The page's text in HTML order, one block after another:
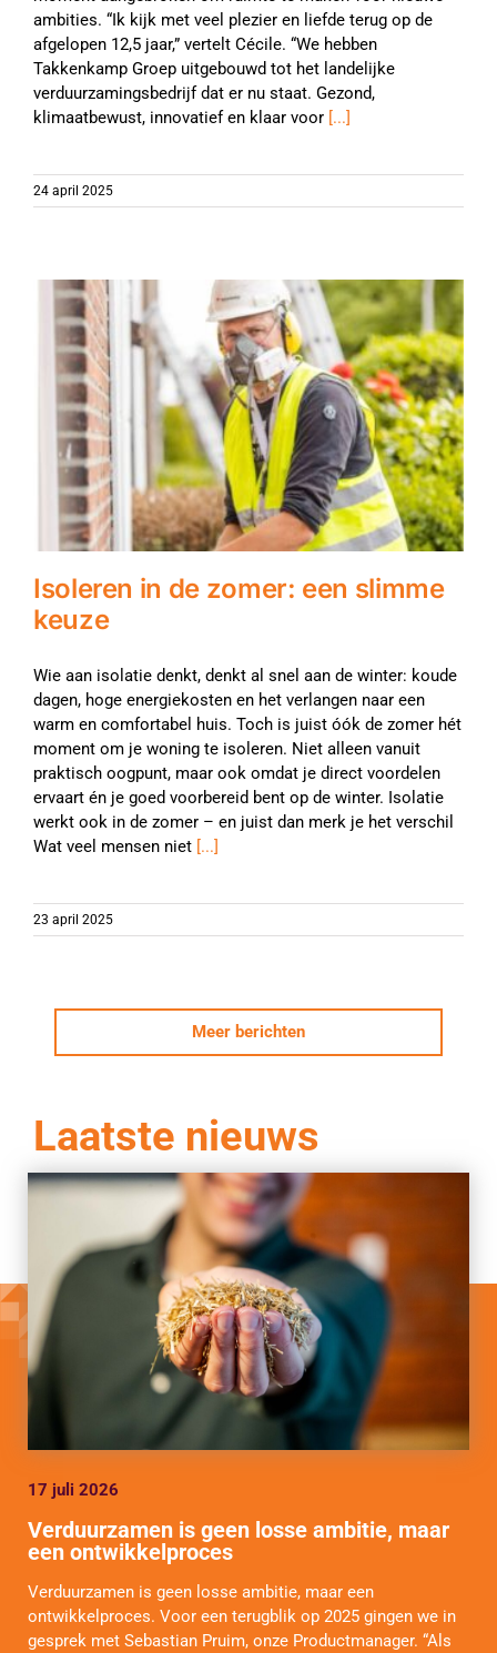
ambities. “Ik kijk met veel plezier en liefde terug op de
afgelopen 12,5 jaar,” vertelt Cécile. “We hebben
Takkenkamp Groep uitgebouwd tot het landelijke
verduurzamingsbedrijf dat er nu staat. Gezond,
klimaatbewust, innovatief en klaar voor [...]
24 april 2025
Isoleren in de zomer: een slimme
keuze
Wie aan isolatie denkt, denkt al snel aan de winter: koude
dagen, hoge energiekosten en het verlangen naar een
warm en comfortabel huis. Toch is juist óók de zomer hét
moment om je woning te isoleren. Niet alleen vanuit
praktisch oogpunt, maar ook omdat je direct voordelen
ervaart én je goed voorbereid bent op de winter. Isolatie
werkt ook in de zomer – en juist dan merk je het verschil
Wat veel mensen niet [...]
23 april 2025
Meer berichten
Laatste nieuws
17 juli 2026
Verduurzamen is geen losse ambitie, maar
een ontwikkelproces
Verduurzamen is geen losse ambitie, maar een
ontwikkelproces. Voor een terugblik op 2025 gingen we in
gesprek met Sebastian Pruim, onze Productmanager. “Als